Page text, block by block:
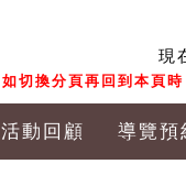
現
如切換分頁再回到本頁
活動回顧 導覽預